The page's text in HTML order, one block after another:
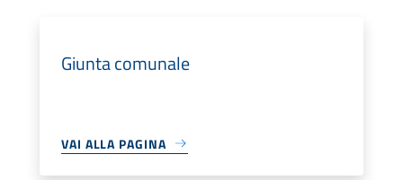
Giunta comunale
VAI ALLA PAGINA